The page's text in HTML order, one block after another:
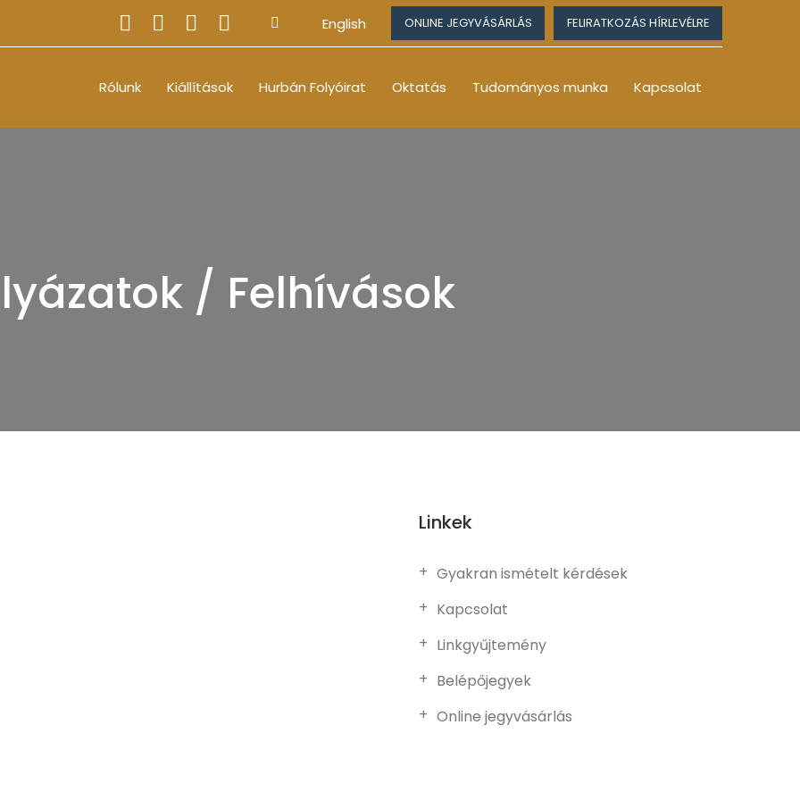
English ONLINE JEGYVÁSÁRLÁS FELIRATKOZÁS HÍRLEVÉLRE
Rólunk Kiállítások Hurbán Folyóirat Oktatás Tudományos munka Kapcsolat
/ Felhívások
Linkek
Gyakran ismételt kérdések
Kapcsolat
Linkgyűjtemény
Belépőjegyek
Online jegyvásárlás